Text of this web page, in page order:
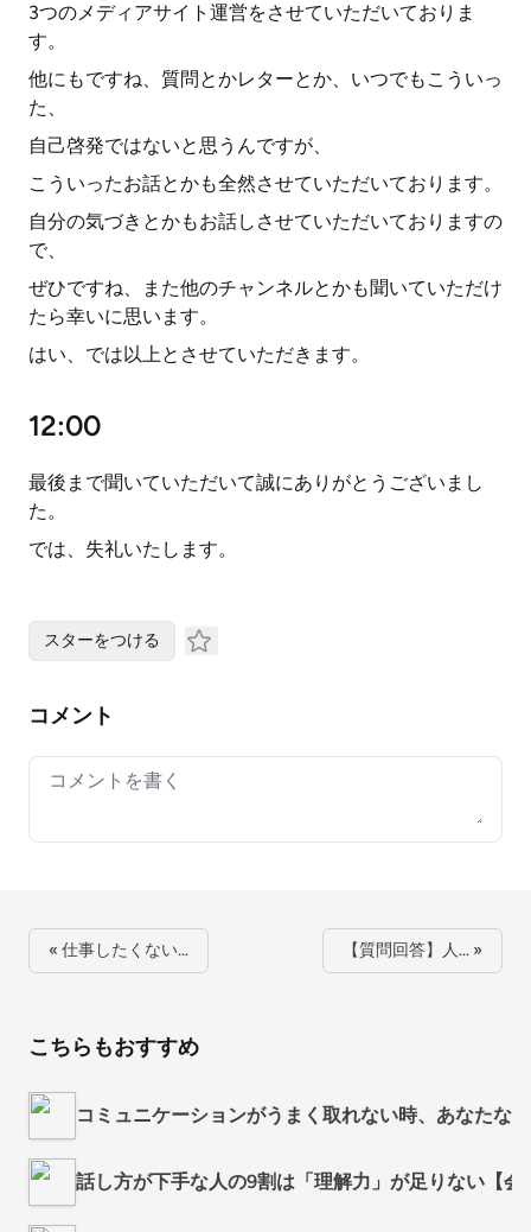
3つのメディアサイト運営をさせていただいておりま
す。
他にもですね、質問とかレターとか、いつでもこういっ
た、
自己啓発ではないと思うんですが、
こういったお話とかも全然させていただいております。
自分の気づきとかもお話しさせていただいておりますの
で、
ぜひですね、また他のチャンネルとかも聞いていただけ
たら幸いに思います。
はい、では以上とさせていただきます。
12:00
最後まで聞いていただいて誠にありがとうございまし
た。
では、失礼いたします。
スターをつける
コメント
Your comment
« 仕事したくない… 【質問回答】人… »
こちらもおすすめ
コミュニケーションがうまく取れない時、あなたな
話し方が下手な人の9割は「理解力」が足りない【